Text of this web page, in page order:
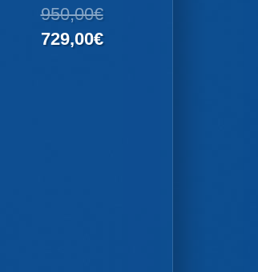
950,00€
729,00€